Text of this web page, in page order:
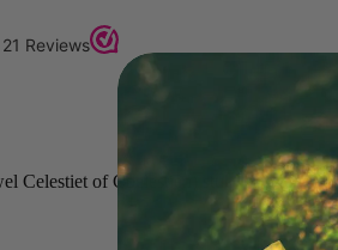
Celestiet of Coelestien) stuk is ongeveer